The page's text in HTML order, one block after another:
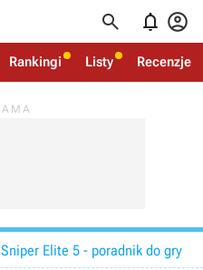
  
Rankingi Listy Recenzje
Sniper Elite 5 - poradnik do gry